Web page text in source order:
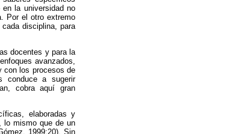
la universidad no
Por el otro extremo
disciplina, para
docentes y para la
avanzados,
con los procesos de
conduce a sugerir
cobra aquí gran
elaboradas y
lo mismo que de un
1999:20). Sin